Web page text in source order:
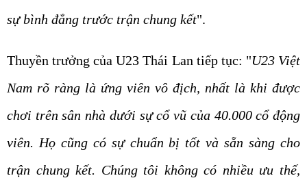
sự bình đẳng trước trận chung kết".
Thuyền trưởng của U23 Thái Lan tiếp tục: "U23 Việt
Nam rõ ràng là ứng viên vô địch, nhất là khi được
chơi trên sân nhà dưới sự cổ vũ của 40.000 cổ động
viên. Họ cũng có sự chuẩn bị tốt và sẵn sàng cho
trận chung kết. Chúng tôi không có nhiều ưu thế,